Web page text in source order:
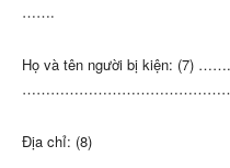
…….
Họ và tên người bị kiện: (7)
Địa chỉ: (8)